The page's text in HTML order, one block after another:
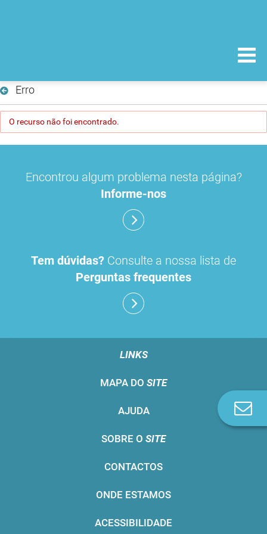
Erro
O recurso não foi encontrado.
Encontrou algum problema nesta página?
Informe-nos
Tem dúvidas? Consulte a nossa lista de
Perguntas frequentes
LINKS
MAPA DO SITE
AJUDA
SOBRE O SITE
CONTACTOS
ONDE ESTAMOS
ACESSIBILIDADE